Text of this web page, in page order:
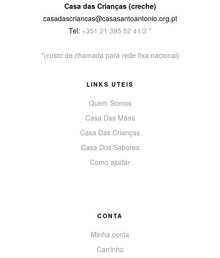
Casa das Crianças (creche)
casadascriancas@casasantoantonio.org.pt
Tel: +351 21 395 52 41/2 *
*(custo de chamada para rede fixa nacional)
LINKS UTEIS
Quem Somos
Casa Das Mães
Casa Das Crianças
Casa Dos Sabores
Como ajudar
CONTA
Minha conta
Carrinho